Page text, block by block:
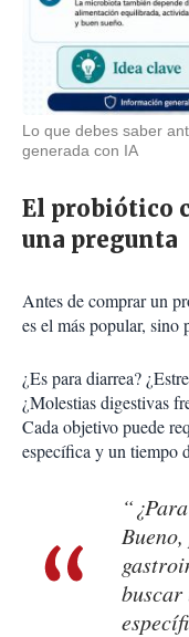
Lo que debes saber
generada con IA
El probiótico
una pregunta
Antes de comprar un
es el más popular, sino
¿Es para diarrea?
¿Molestias digestivas
Cada objetivo puede
específica y un tiempo
buscar